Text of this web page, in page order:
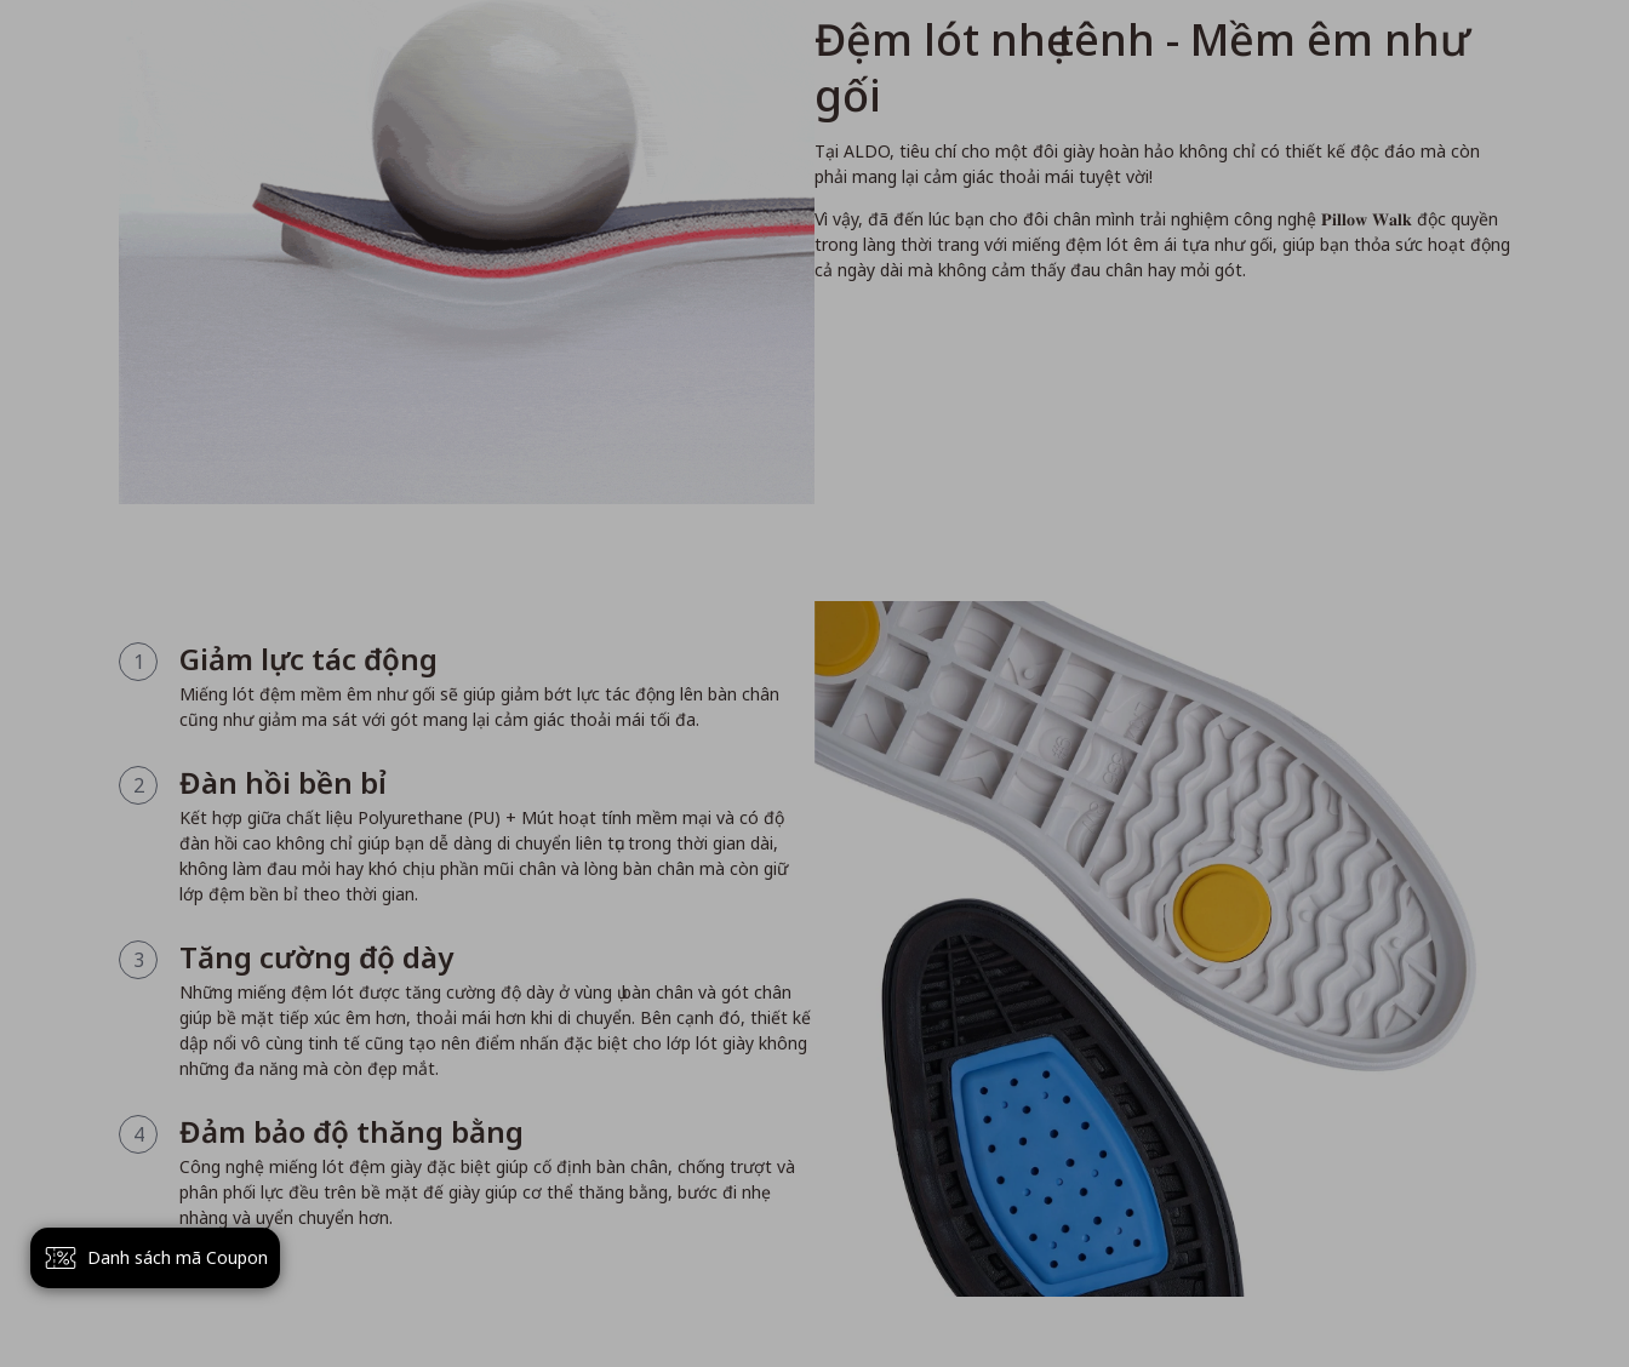
Đệm lót nhẹ tênh - Mềm êm như
gối
Tại ALDO, tiêu chí cho một đôi giày hoàn hảo không chỉ có thiết kế độc đáo mà còn
phải mang lại cảm giác thoải mái tuyệt vời!
Vì vậy, đã đến lúc bạn cho đôi chân mình trải nghiệm công nghệ 𝐏𝐢𝐥𝐥𝐨𝐰 𝐖𝐚𝐥𝐤 độc quyền
trong làng thời trang với miếng đệm lót êm ái tựa như gối, giúp bạn thỏa sức hoạt động
cả ngày dài mà không cảm thấy đau chân hay mỏi gót.
1 Giảm lực tác động
Miếng lót đệm mềm êm như gối sẽ giúp giảm bớt lực tác động lên bàn chân
cũng như giảm ma sát với gót mang lại cảm giác thoải mái tối đa.
2 Đàn hồi bền bỉ
Kết hợp giữa chất liệu Polyurethane (PU) + Mút hoạt tính mềm mại và có độ
đàn hồi cao không chỉ giúp bạn dễ dàng di chuyển liên tục trong thời gian dài,
không làm đau mỏi hay khó chịu phần mũi chân và lòng bàn chân mà còn giữ
lớp đệm bền bỉ theo thời gian.
3 Tăng cường độ dày
Những miếng đệm lót được tăng cường độ dày ở vùng ụ bàn chân và gót chân
giúp bề mặt tiếp xúc êm hơn, thoải mái hơn khi di chuyển. Bên cạnh đó, thiết kế
dập nổi vô cùng tinh tế cũng tạo nên điểm nhấn đặc biệt cho lớp lót giày không
những đa năng mà còn đẹp mắt.
4 Đảm bảo độ thăng bằng
Công nghệ miếng lót đệm giày đặc biệt giúp cố định bàn chân, chống trượt và
phân phối lực đều trên bề mặt đế giày giúp cơ thể thăng bằng, bước đi nhẹ
nhàng và uyển chuyển hơn.
Danh sách mã Coupon